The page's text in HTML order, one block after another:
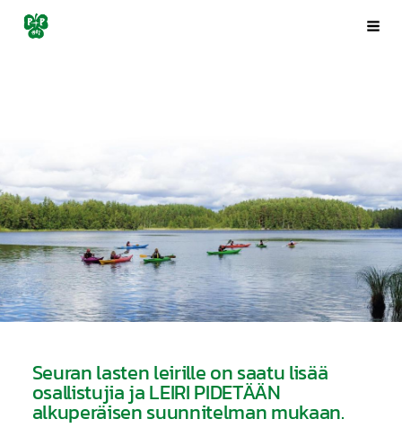
Siirry
sivun
Porin Pyrintö ry
Seuran lasten leirille on saatu lisää
osallistujia ja LEIRI PIDETÄÄN
alkuperäisen suunnitelman mukaan.